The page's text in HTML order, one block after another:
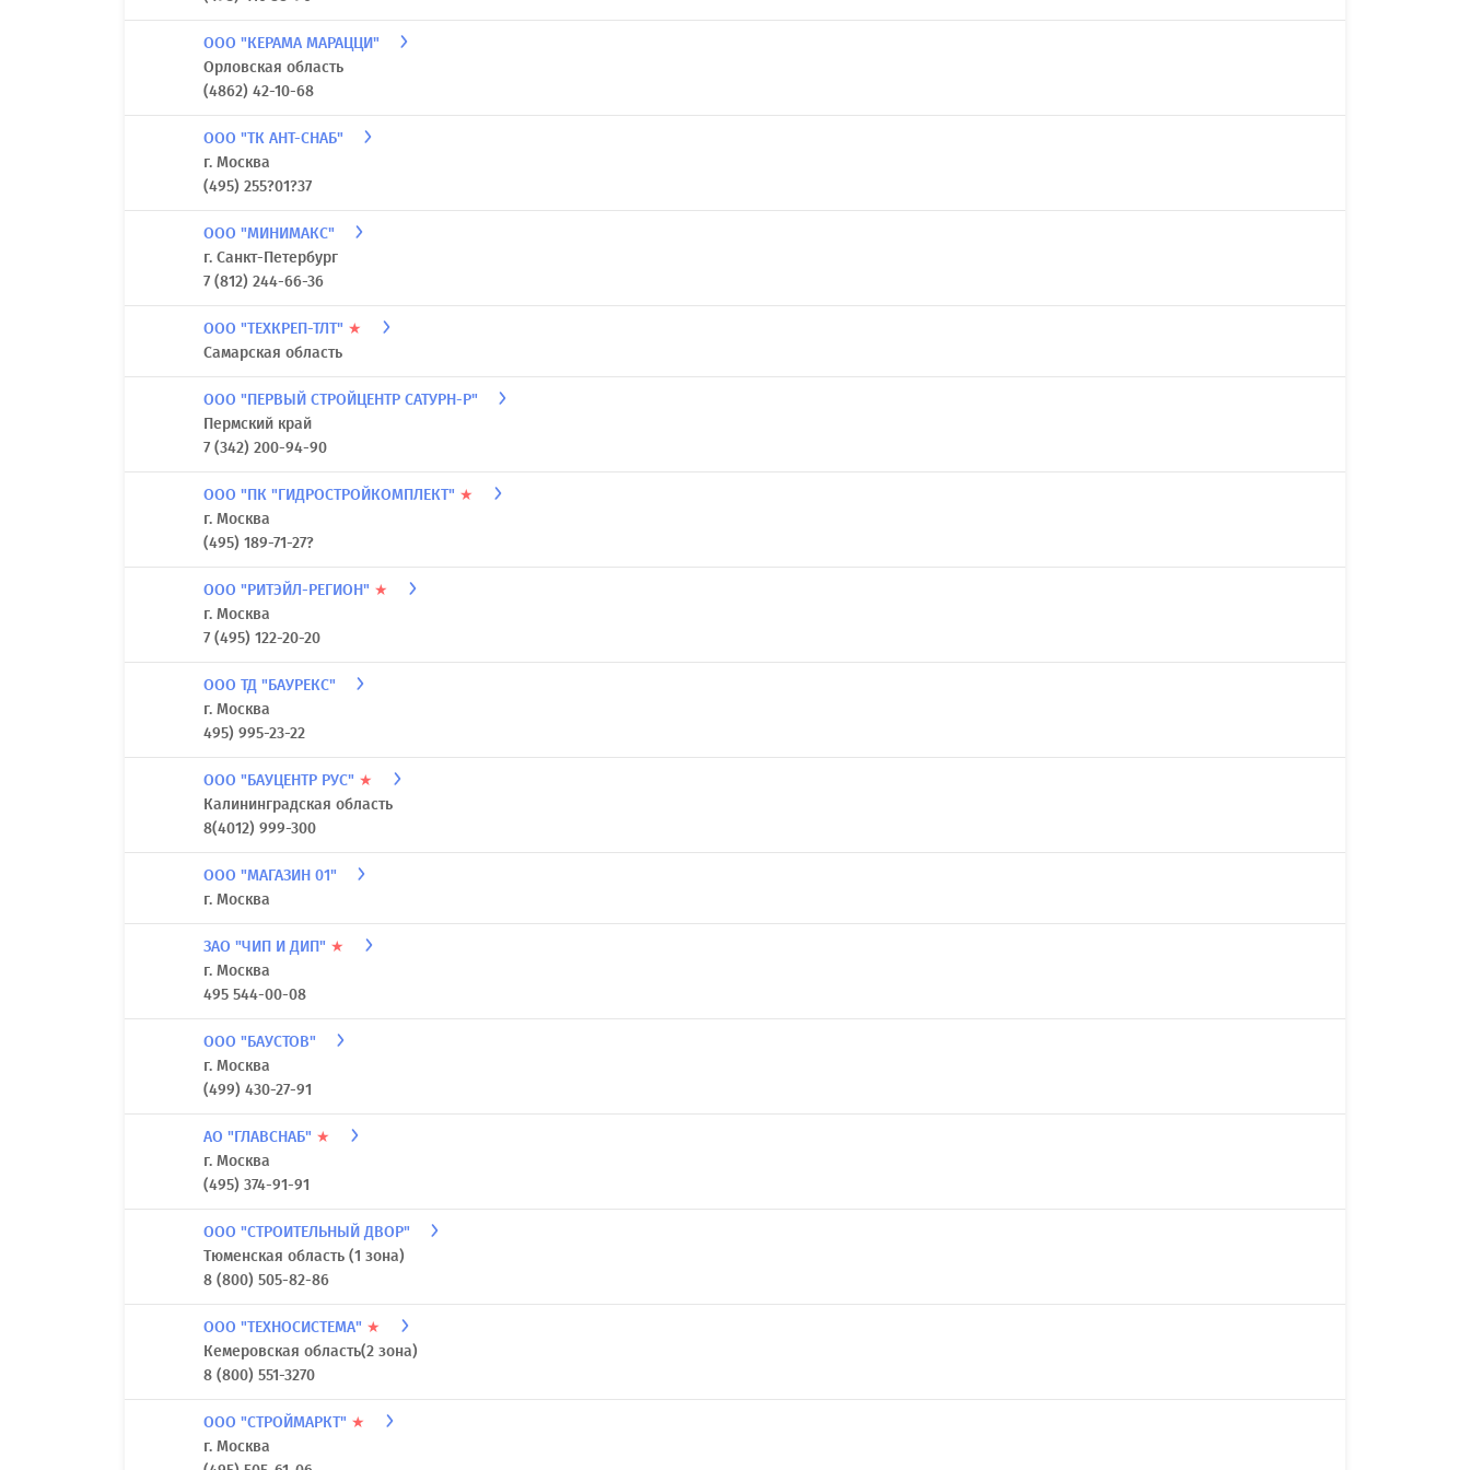
ООО "КЕРАМА МАРАЦЦИ"
Орловская область
(4862) 42-10-68
ООО "ТК АНТ-СНАБ"
г. Москва
(495) 255?01?37
ООО "МИНИМАКС"
г. Санкт-Петербург
7 (812) 244-66-36
ООО "ТЕХКРЕП-ТЛТ" ★
Самарская область
ООО "ПЕРВЫЙ СТРОЙЦЕНТР САТУРН-Р"
Пермский край
7 (342) 200-94-90
ООО "ПК "ГИДРОСТРОЙКОМПЛЕКТ" ★
г. Москва
(495) 189-71-27?
ООО "РИТЭЙЛ-РЕГИОН" ★
г. Москва
7 (495) 122-20-20
ООО ТД "БАУРЕКС"
г. Москва
495) 995-23-22
ООО "БАУЦЕНТР РУС" ★
Калининградская область
8(4012) 999-300
ООО "МАГАЗИН 01"
г. Москва
ЗАО "ЧИП И ДИП" ★
г. Москва
495 544-00-08
ООО "БАУСТОВ"
г. Москва
(499) 430-27-91
АО "ГЛАВСНАБ" ★
г. Москва
(495) 374-91-91
ООО "СТРОИТЕЛЬНЫЙ ДВОР"
Тюменская область (1 зона)
8 (800) 505-82-86
ООО "ТЕХНОСИСТЕМА" ★
Кемеровская область(2 зона)
8 (800) 551-3270
ООО "СТРОЙМАРКТ" ★
г. Москва